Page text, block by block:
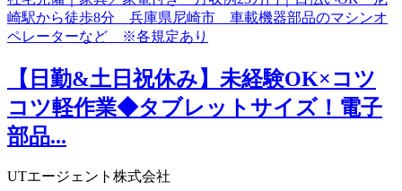
【日勤&土日祝休み】未経験OK×コツ
コツ軽作業◆タブレットサイズ！電子
部品...
UTエージェント株式会社